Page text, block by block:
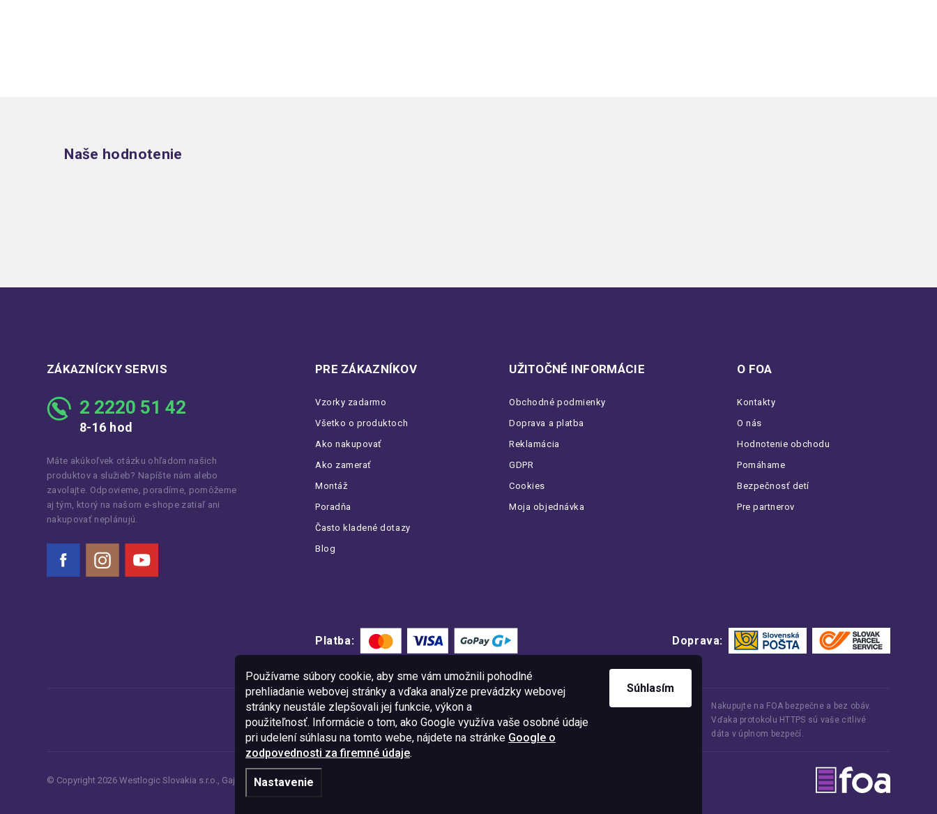
Používame súbory cookie, aby sme vám umožnili pohodlné
prehliadanie webovej stránky a vďaka analýze prevádzky webovej
stránky neustále zlepšovali jej funkcie, výkon a
použiteľnosť. Informácie o tom, ako Google využíva vaše osobné údaje
pri udelení súhlasu na tomto webe, nájdete na stránke Google o
zodpovednosti za firemné údaje.
Nastavenie
Súhlasím
Naše hodnotenie
ZÁKAZNÍCKY SERVIS
2 2220 51 42
8-16 hod
Máte akúkoľvek otázku ohľadom našich
produktov a služieb? Napíšte nám alebo
zavolajte. Odpovieme, poradíme, pomôžeme
aj tým, ktorý na našom e-shope zatiaľ ani
nakupovať neplánujú.
Instagram
PRE ZÁKAZNÍKOV
Vzorky zadarmo
Všetko o produktoch
Ako nakupovať
Ako zamerať
Montáž
Poradňa
Často kladené dotazy
Blog
UŽITOČNÉ INFORMÁCIE
Obchodné podmienky
Doprava a platba
Reklamácia
GDPR
Cookies
Moja objednávka
O FOA
Kontakty
O nás
Hodnotenie obchodu
Pomáhame
Bezpečnosť detí
Pre partnerov
Platba: Doprava:
Nakupujte na FOA bezpečne a bez obáv.
Vďaka protokolu HTTPS sú vaše citlivé
dáta v úplnom bezpečí.
© Copyright 2026 Westlogic Slovakia s.r.o., Gajova 4, Bratislava, 811 09